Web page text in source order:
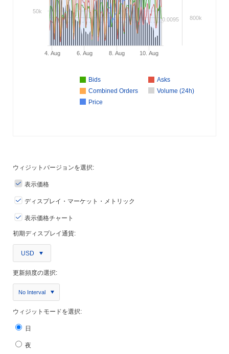
Bids
Asks
Combined Orders
Volume (24h)
Price
4. Aug 6. Aug 8. Aug 10. Aug
0.0095 800k
50k
ウィジットバージョンを選択:
表示価格
ディスプレイ・マーケット・メトリック
表示価格チャート
初期ディスプレイ通貨:
USD
更新頻度の選択:
No Interval
ウィジットモードを選択:
日
夜